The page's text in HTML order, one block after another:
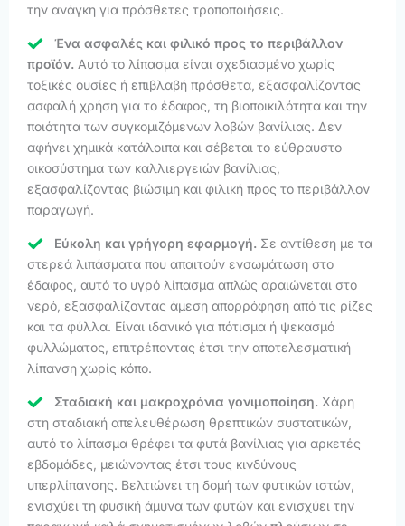
την ανάγκη για πρόσθετες τροποποιήσεις.
Ένα ασφαλές και φιλικό προς το περιβάλλον
προϊόν. Αυτό το λίπασμα είναι σχεδιασμένο χωρίς
τοξικές ουσίες ή επιβλαβή πρόσθετα, εξασφαλίζοντας
ασφαλή χρήση για το έδαφος, τη βιοποικιλότητα και την
ποιότητα των συγκομιζόμενων λοβών βανίλιας. Δεν
αφήνει χημικά κατάλοιπα και σέβεται το εύθραυστο
οικοσύστημα των καλλιεργειών βανίλιας,
εξασφαλίζοντας βιώσιμη και φιλική προς το περιβάλλον
παραγωγή.
Εύκολη και γρήγορη εφαρμογή. Σε αντίθεση με τα
στερεά λιπάσματα που απαιτούν ενσωμάτωση στο
έδαφος, αυτό το υγρό λίπασμα απλώς αραιώνεται στο
νερό, εξασφαλίζοντας άμεση απορρόφηση από τις ρίζες
και τα φύλλα. Είναι ιδανικό για πότισμα ή ψεκασμό
φυλλώματος, επιτρέποντας έτσι την αποτελεσματική
λίπανση χωρίς κόπο.
Σταδιακή και μακροχρόνια γονιμοποίηση. Χάρη
στη σταδιακή απελευθέρωση θρεπτικών συστατικών,
αυτό το λίπασμα θρέφει τα φυτά βανίλιας για αρκετές
εβδομάδες, μειώνοντας έτσι τους κινδύνους
υπερλίπανσης. Βελτιώνει τη δομή των φυτικών ιστών,
ενισχύει τη φυσική άμυνα των φυτών και ενισχύει την